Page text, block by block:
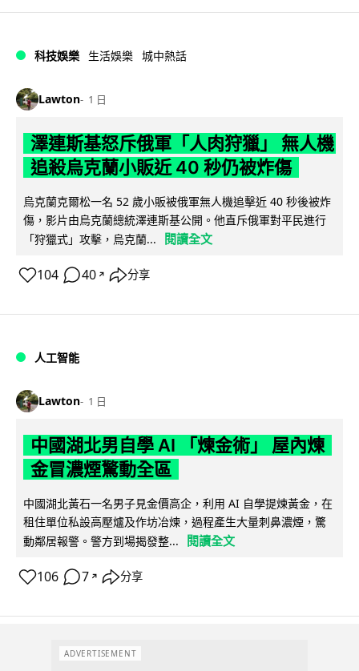
科技娛樂 生活娛樂 城中熱話
Lawton 1 日
澤連斯基怒斥俄軍「人肉狩獵」 無人機
追殺烏克蘭小販近 40 秒仍被炸傷
烏克蘭克爾松一名 52 歲小販被俄軍無人機追擊近 40 秒後被炸
傷，影片由烏克蘭總統澤連斯基公開。他直斥俄軍對平民進行
「狩獵式」攻擊，烏克蘭...
閱讀全文
104 40 ↗ 分享
人工智能
Lawton 1 日
中國湖北男自學 AI 「煉金術」 屋內煉
金冒濃煙驚動全區
中國湖北黃石一名男子見金價高企，利用 AI 自學提煉黃金，在
租住單位私設高壓爐及作坊冶煉，過程產生大量刺鼻濃煙，驚
動鄰居報警。警方到場揭發整...
閱讀全文
106 7 ↗ 分享
ADVERTISEMENT